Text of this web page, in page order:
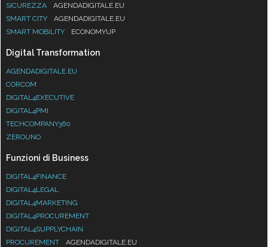
SICUREZZA
AGENDADIGITALE.EU
SMART CITY
AGENDADIGITALE.EU
SMART MOBILITY
ECONOMYUP
Digital Transformation
AGENDADIGITALE.EU
CORCOM
DIGITAL4EXECUTIVE
DIGITAL4PMI
TECHCOMPANY360
ZEROUNO
Funzioni di Business
DIGITAL4FINANCE
DIGITAL4LEGAL
DIGITAL4MARKETING
DIGITAL4PROCUREMENT
DIGITAL4SUPPLYCHAIN
PROCUREMENT
AGENDADIGITALE.EU